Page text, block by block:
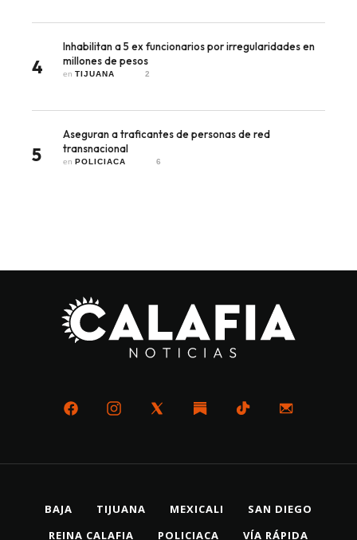
4
Inhabilitan a 5 ex funcionarios por irregularidades en
millones de pesos
en TIJUANA 2
5
Aseguran a traficantes de personas de red
transnacional
en POLICIACA 6
BAJA TIJUANA MEXICALI
SAN DIEGO
REINA CALAFIA
POLICIACA VÍA RÁPIDA